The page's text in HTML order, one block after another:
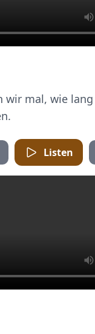
wir mal, wie
Listen